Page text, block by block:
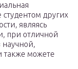
других
являясь
при отличной
научной,
также можете